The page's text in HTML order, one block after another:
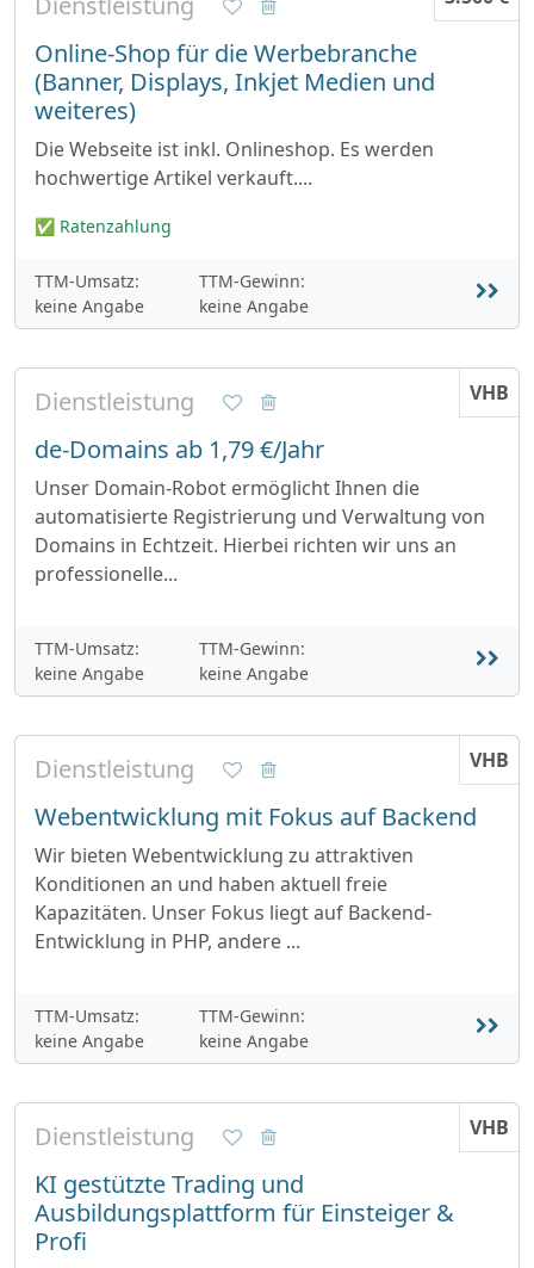
Online-Shop für die Werbebranche
(Banner, Displays, Inkjet Medien und
weiteres)
Die Webseite ist inkl. Onlineshop. Es werden
hochwertige Artikel verkauft....
✅ Ratenzahlung
TTM-Umsatz:
keine Angabe
TTM-Gewinn:
keine Angabe
VHB
Dienstleistung
de-Domains ab 1,79 €/Jahr
Unser Domain-Robot ermöglicht Ihnen die
automatisierte Registrierung und Verwaltung von
Domains in Echtzeit. Hierbei richten wir uns an
professionelle...
TTM-Umsatz:
keine Angabe
TTM-Gewinn:
keine Angabe
VHB
Dienstleistung
Webentwicklung mit Fokus auf Backend
Wir bieten Webentwicklung zu attraktiven
Konditionen an und haben aktuell freie
Kapazitäten. Unser Fokus liegt auf Backend-
Entwicklung in PHP, andere ...
TTM-Umsatz:
keine Angabe
TTM-Gewinn:
keine Angabe
VHB
Dienstleistung
KI gestützte Trading und
Ausbildungsplattform für Einsteiger &
Profi